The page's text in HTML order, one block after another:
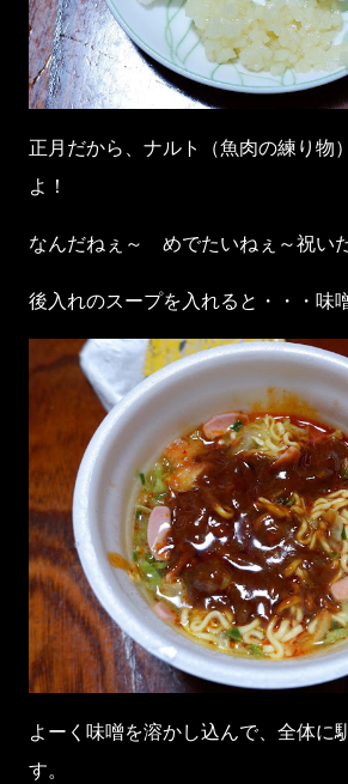
正月だから、ナルト（魚肉の練り物
よ！
なんだねぇ～ めでたいねぇ～祝い
後入れのスープを入れると・・・味
よーく味噌を溶かし込んで、全体に
す。